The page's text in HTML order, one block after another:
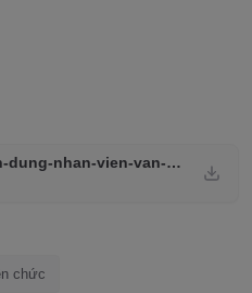
dung-nhan-vien-van-
chức